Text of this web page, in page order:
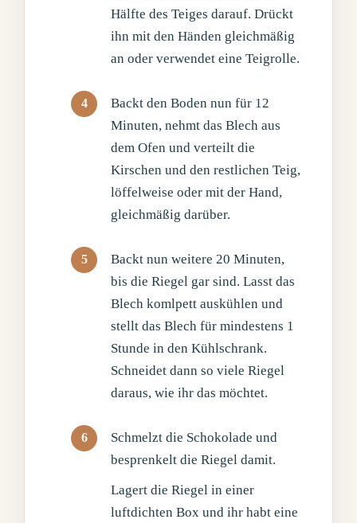
Hälfte des Teiges darauf. Drückt
ihn mit den Händen gleichmäßig
an oder verwendet eine Teigrolle.
Backt den Boden nun für 12
Minuten, nehmt das Blech aus
dem Ofen und verteilt die
Kirschen und den restlichen Teig,
löffelweise oder mit der Hand,
gleichmäßig darüber.
Backt nun weitere 20 Minuten,
bis die Riegel gar sind. Lasst das
Blech komlpett auskühlen und
stellt das Blech für mindestens 1
Stunde in den Kühlschrank.
Schneidet dann so viele Riegel
daraus, wie ihr das möchtet.
Schmelzt die Schokolade und
besprenkelt die Riegel damit.
Lagert die Riegel in einer
luftdichten Box und ihr habt eine